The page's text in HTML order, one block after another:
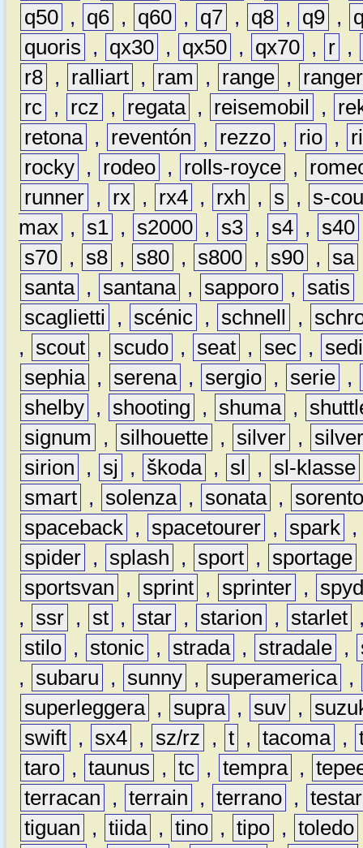
q50 , q6 , q60 , q7 , q8 , q9 ,
quoris
, qx30 , qx50 , qx70 , r ,
r8 , ralliart , ram , range ,
ranger
rc , rcz , regata , reisemobil ,
retona , reventón , rezzo , rio ,
rocky , rodeo , rolls-royce ,
runner , rx , rx4 , rxh , s ,
s-
max , s1 , s2000 , s3 , s4 , s40
s70 , s8 , s80 , s800 , s90 , sa
santa , santana , sapporo , satis
scaglietti
, scénic , schnell ,
,
scout , scudo , seat , sec ,
sephia , serena , sergio , serie ,
shelby , shooting , shuma ,
signum
, silhouette , silver ,
sirion
, sj , škoda , sl , sl-klasse
smart , solenza , sonata ,
spaceback , spacetourer , spark ,
spider , splash , sport , sportage
sportsvan
, sprint , sprinter ,
,
ssr , st , star , starion , starlet
stilo , stonic , strada , stradale ,
,
subaru , sunny , superamerica ,
superleggera , supra , suv ,
swift , sx4 , sz/rz , t , tacoma ,
taro , taunus , tc , tempra ,
terracan
, terrain , terrano ,
tiguan
, tiida , tino , tipo , toledo